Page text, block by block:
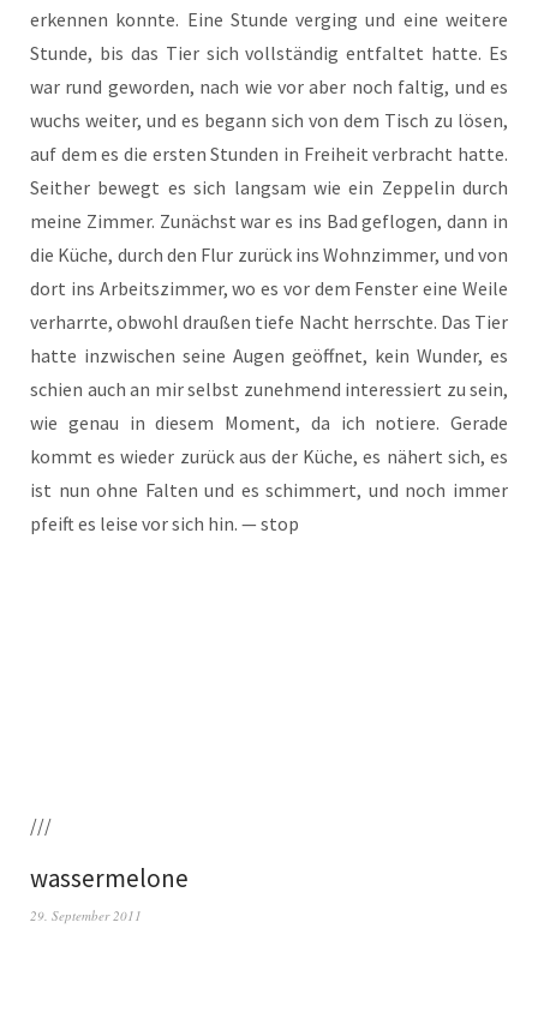
erken­nen konn­te. Eine Stun­de ver­ging und eine wei­te­re
Stun­de, bis das Tier sich voll­stän­dig ent­fal­tet hat­te. Es
war rund gewor­den, nach wie vor aber noch fal­tig, und es
wuchs wei­ter, und es begann sich von dem Tisch zu lösen,
auf dem es die ers­ten Stun­den in Frei­heit ver­bracht hat­te.
Seit­her bewegt es sich lang­sam wie ein Zep­pe­lin durch
mei­ne Zim­mer. Zunächst war es ins Bad geflo­gen, dann in
die Küche, durch den Flur zurück ins Wohn­zim­mer, und von
dort ins Arbeits­zim­mer, wo es vor dem Fens­ter eine Wei­le
ver­harr­te, obwohl drau­ßen tie­fe Nacht herrsch­te. Das Tier
hat­te inzwi­schen sei­ne Augen geöff­net, kein Wun­der, es
schien auch an mir selbst zuneh­mend inter­es­siert zu sein,
wie genau in die­sem Moment, da ich notie­re. Gera­de
kommt es wie­der zurück aus der Küche, es nähert sich, es
ist nun ohne Fal­ten und es schim­mert, und noch immer
pfeift es lei­se vor sich hin. — stop
///
wassermelone
29. September 2011